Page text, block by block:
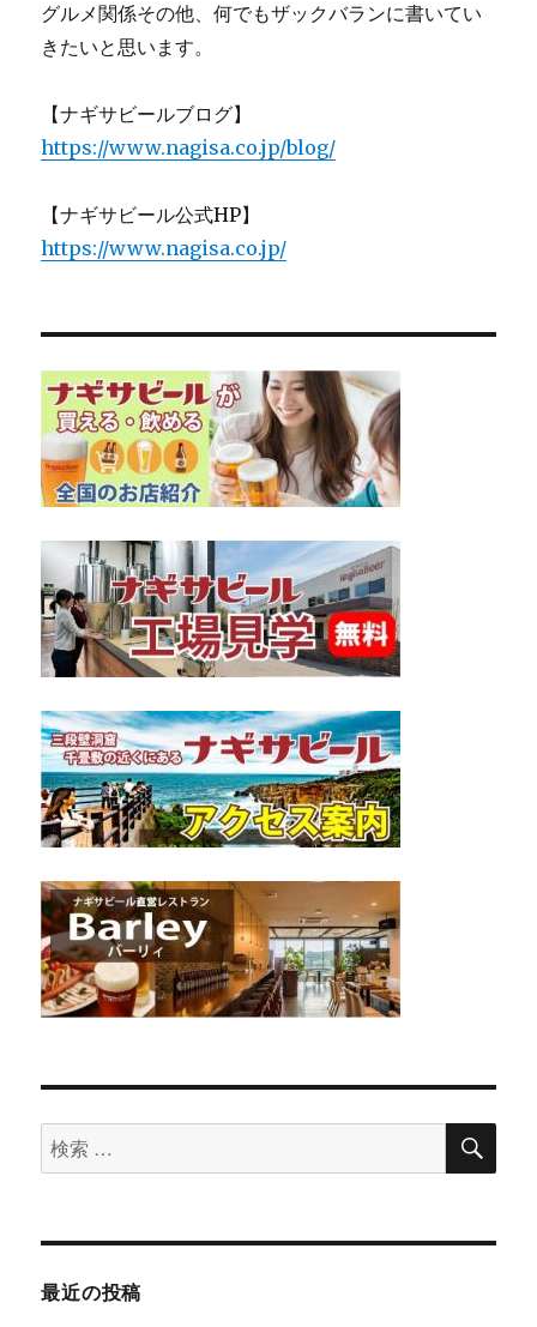
グルメ関係その他、何でもザックバランに書いてい
きたいと思います。
【ナギサビールブログ】
https://www.nagisa.co.jp/blog/
【ナギサビール公式HP】
https://www.nagisa.co.jp/
検
索
象:
検
最近の投稿